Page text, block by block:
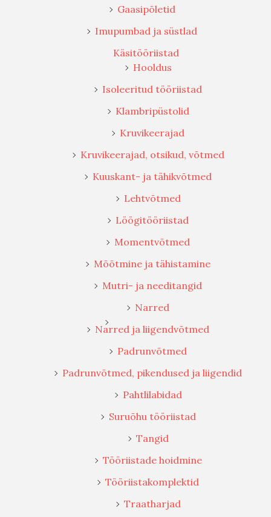
Gaasipõletid
Imupumbad ja süstlad
Käsitööriistad
Hooldus
Isoleeritud tööriistad
Klambripüstolid
Kruvikeerajad
Kruvikeerajad, otsikud, võtmed
Kuuskant- ja tähikvõtmed
Lehtvõtmed
Löögitööriistad
Momentvõtmed
Mõõtmine ja tähistamine
Mutri- ja needitangid
Narred
Narred ja liigendvõtmed
Padrunvõtmed
Padrunvõtmed, pikendused ja liigendid
Pahtlilabidad
Suruõhu tööriistad
Tangid
Tööriistade hoidmine
Tööriistakomplektid
Traatharjad